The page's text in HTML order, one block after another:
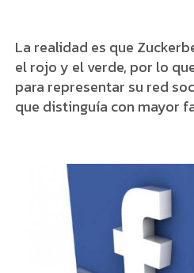
La realidad es que
el rojo y el verde, por lo
para representar su red
que distinguía con mayor